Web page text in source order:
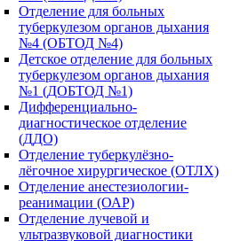
Отделение для больных
туберкулезом органов дыхания
№4 (ОБТОД №4)
Детское отделение для больных
туберкулезом органов дыхания
№1 (ДОБТОД №1)
Дифференциально-
диагностическое отделение
(ДДО)
Отделение туберкулёзно-
лёгочное хирургическое (ОТЛХ)
Отделение анестезиологии-
реанимации (ОАР)
Отделение лучевой и
ультразвуковой диагностики